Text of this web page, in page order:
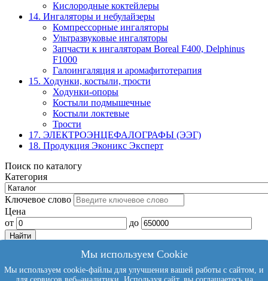
Кислородные коктейлеры
14. Ингаляторы и небулайзеры
Компрессорные ингаляторы
Ультразвуковые ингаляторы
Запчасти к ингаляторам Boreal F400, Delphinus
F1000
Галоингаляция и аромафитотерапия
15. Ходунки, костыли, трости
Ходунки-опоры
Костыли подмышечные
Костыли локтевые
Трости
17. ЭЛЕКТРО­ЭНЦЕФАЛОГРАФЫ (ЭЭГ)
18. Продукция Эконикс Эксперт
Поиск по каталогу
Категория
Ключевое слово
Цена
от
до
+7 (812) 740-77-16
Мы используем Cookie
Мы используем cookie-файлы для улучшения вашей работы с сайтом, и